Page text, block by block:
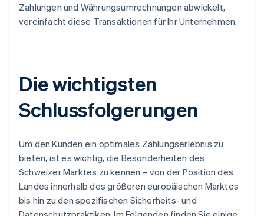
Zahlungen und Währungsumrechnungen abwickelt,
vereinfacht diese Transaktionen für Ihr Unternehmen.
Die wichtigsten
Schlussfolgerungen
Um den Kunden ein optimales Zahlungserlebnis zu
bieten, ist es wichtig, die Besonderheiten des
Schweizer Marktes zu kennen – von der Position des
Landes innerhalb des größeren europäischen Marktes
bis hin zu den spezifischen Sicherheits- und